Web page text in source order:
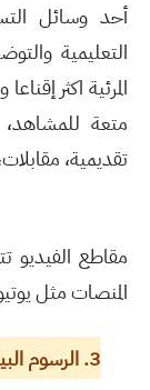
أحد وسائل
التعليمية
المرئية اكثر
متعة
تقديمية،
مقاطع الفيديو
المنصات مثل
3. الرسوم